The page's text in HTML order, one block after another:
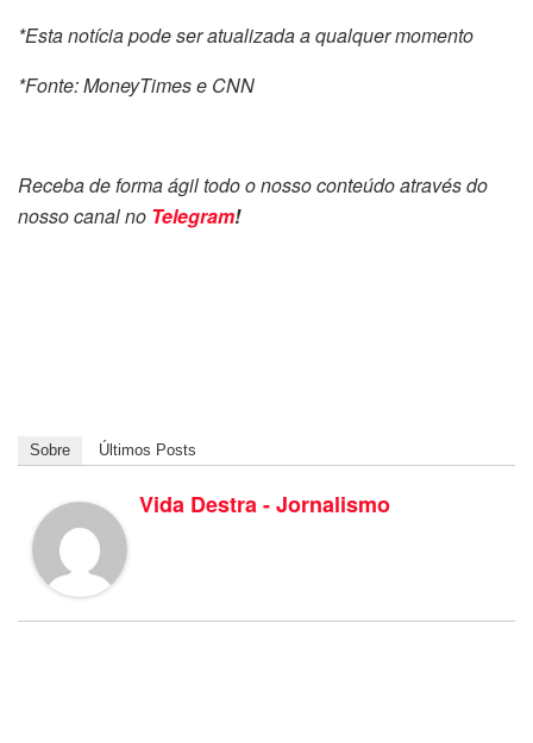
*Esta notícia pode ser atualizada a qualquer momento
*Fonte: MoneyTimes e CNN
Receba de forma ágil todo o nosso conteúdo através do
nosso canal no Telegram!
Sobre Últimos Posts
Vida Destra - Jornalismo